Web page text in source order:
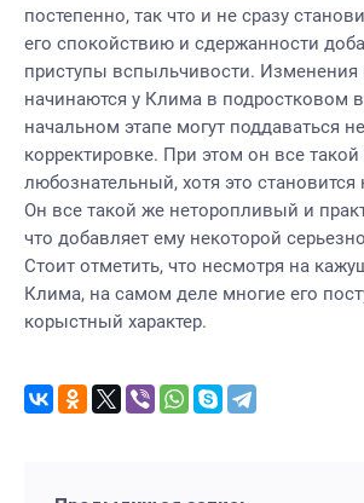
постепенно, так что и не сразу
его спокойствию и сдержанности
приступы вспыльчивости. Изменения
начинаются у Клима в подростковом
начальном этапе могут поддаваться
корректировке. При этом он все
любознательный, хотя это становится
Он все такой же неторопливый и
что добавляет ему некоторой
Стоит отметить, что несмотря на
Клима, на самом деле многие его
корыстный характер.